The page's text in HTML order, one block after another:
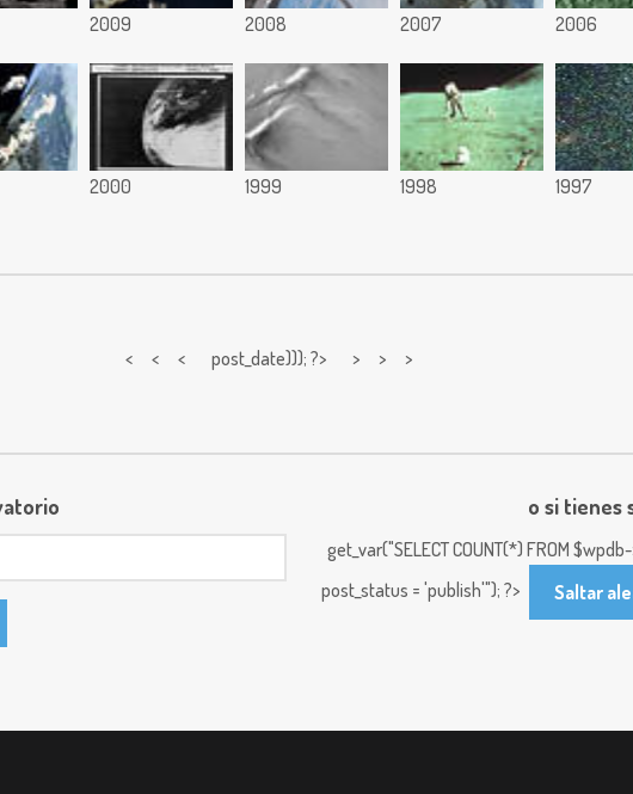
2009 2008 2007 2006
2000 1999 1998 1997
< < < post_date))); ?> > > >
o si tienes
get_var("SELECT COUNT(*) FROM
post_status = 'publish'"); ?>
Saltar